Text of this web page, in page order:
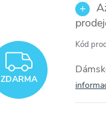
ZDARMA
Kód